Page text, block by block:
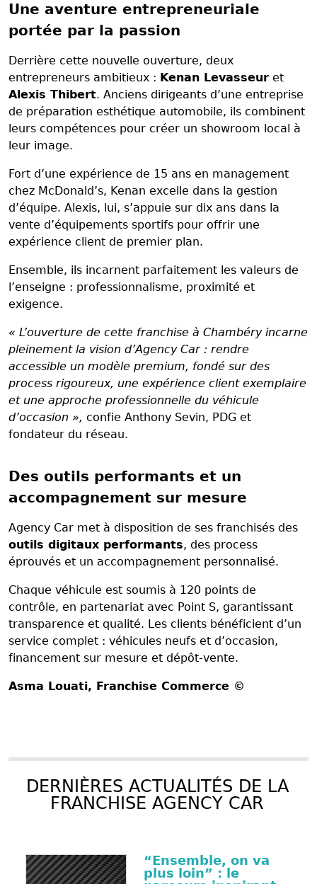
Une aventure entrepreneuriale
portée par la passion
Derrière cette nouvelle ouverture, deux
entrepreneurs ambitieux : Kenan Levasseur et
Alexis Thibert. Anciens dirigeants d’une entreprise
de préparation esthétique automobile, ils combinent
leurs compétences pour créer un showroom local à
leur image.
Fort d’une expérience de 15 ans en management
chez McDonald’s, Kenan excelle dans la gestion
d’équipe. Alexis, lui, s’appuie sur dix ans dans la
vente d’équipements sportifs pour offrir une
expérience client de premier plan.
Ensemble, ils incarnent parfaitement les valeurs de
l’enseigne : professionnalisme, proximité et
exigence.
« L’ouverture de cette franchise à Chambéry incarne
pleinement la vision d’Agency Car : rendre
accessible un modèle premium, fondé sur des
process rigoureux, une expérience client exemplaire
et une approche professionnelle du véhicule
d’occasion », confie Anthony Sevin, PDG et
fondateur du réseau.
Des outils performants et un
accompagnement sur mesure
Agency Car met à disposition de ses franchisés des
outils digitaux performants, des process
éprouvés et un accompagnement personnalisé.
Chaque véhicule est soumis à 120 points de
contrôle, en partenariat avec Point S, garantissant
transparence et qualité. Les clients bénéficient d’un
service complet : véhicules neufs et d’occasion,
financement sur mesure et dépôt-vente.
Asma Louati, Franchise Commerce ©
DERNIÈRES ACTUALITÉS DE LA
FRANCHISE AGENCY CAR
“Ensemble, on va
plus loin” : le